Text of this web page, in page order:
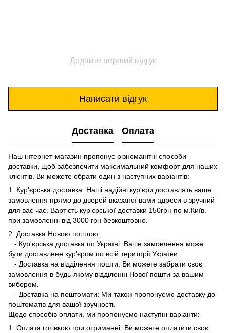
Додайте перший відгук
Написати відгук
Доставка Оплата
Наш інтернет-магазин пропонує різноманітні способи
доставки, щоб забезпечити максимальний комфорт для наших
клієнтів. Ви можете обрати один з наступних варіантів:
1. Кур'єрська доставка: Наші надійні кур'єри доставлять ваше
замовлення прямо до дверей вказаної вами адреси в зручний
для вас час. Вартість кур'єрської доставки 150грн по м.Київ.
при замовленні від 3000 грн безкоштовно.
2. Доставка Новою поштою:
- Кур'єрська доставка по Україні: Ваше замовлення може
бути доставлене кур'єром по всій території України.
- Доставка на відділення пошти: Ви можете забрати своє
замовлення в будь-якому відділенні Нової пошти за вашим
вибором.
- Доставка на поштомати: Ми також пропонуємо доставку до
поштоматів для вашої зручності.
Щодо способів оплати, ми пропонуємо наступні варіанти:
1. Оплата готівкою при отриманні: Ви можете оплатити своє